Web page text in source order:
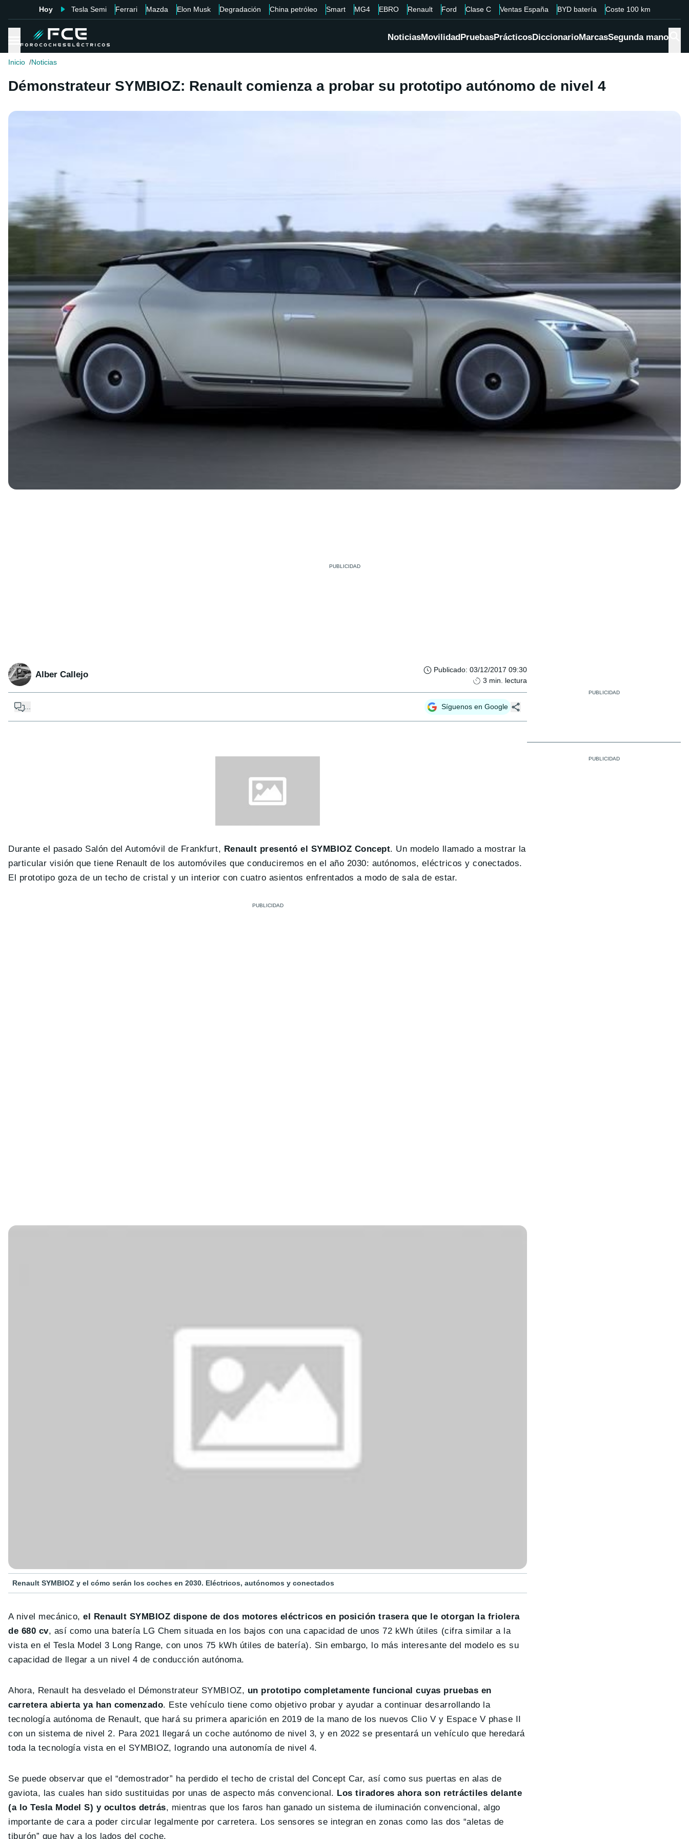
Hoy Tesla Semi Ferrari Mazda Elon Musk Degradación China petróleo Smart MG4 EBRO Renault Ford Clase C Ventas España BYD batería Coste 100 km
NoticiasMovilidadPruebasPrácticosDiccionarioMarcasSegunda mano
Inicio Noticias
Démonstrateur SYMBIOZ: Renault comienza a probar su prototipo autónomo de nivel 4
Alber Callejo Publicado: 03/12/2017 09:30
3 min. lectura
Síguenos en Google
Durante el pasado Salón del Automóvil de Frankfurt, Renault presentó el SYMBIOZ Concept. Un modelo llamado a mostrar la
particular visión que tiene Renault de los automóviles que conduciremos en el año 2030: autónomos, eléctricos y conectados.
El prototipo goza de un techo de cristal y un interior con cuatro asientos enfrentados a modo de sala de estar.
Renault SYMBIOZ y el cómo serán los coches en 2030. Eléctricos, autónomos y conectados
A nivel mecánico,el Renault SYMBIOZ dispone de dos motores eléctricos en posición trasera que le otorgan la friolera
de 680 cv, así como una batería LG Chem situada en los bajos con una capacidad de unos 72 kWh útiles (cifra similar a la
vista en el Tesla Model 3 Long Range, con unos 75 kWh útiles de batería). Sin embargo, lo más interesante del modelo es su
capacidad de llegar a un nivel 4 de conducción autónoma.
Ahora, Renault ha desvelado el Démonstrateur SYMBIOZ, un prototipo completamente funcional cuyas pruebas en
carretera abierta ya han comenzado. Este vehículo tiene como objetivo probar y ayudar a continuar desarrollando la
tecnología autónoma de Renault, que hará su primera aparición en 2019 de la mano de los nuevos Clio V y Espace V phase II
con un sistema de nivel 2. Para 2021 llegará un coche autónomo de nivel 3, y en 2022 se presentará un vehículo que heredará
toda la tecnología vista en el SYMBIOZ, logrando una autonomía de nivel 4.
Se puede observar que el “demostrador” ha perdido el techo de cristal del Concept Car, así como sus puertas en alas de
gaviota, las cuales han sido sustituidas por unas de aspecto más convencional. Los tiradores ahora son retráctiles delante
(a lo Tesla Model S) y ocultos detrás, mientras que los faros han ganado un sistema de iluminación convencional, algo
importante de cara a poder circular legalmente por carretera. Los sensores se integran en zonas como las dos “aletas de
tiburón” que hay a los lados del coche.